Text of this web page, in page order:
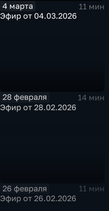
4 марта
11 мин
Эфир от 04.03.2026
28 февраля
14 мин
Эфир от 28.02.2026
26 февраля
11 мин
Эфир от 26.02.2026